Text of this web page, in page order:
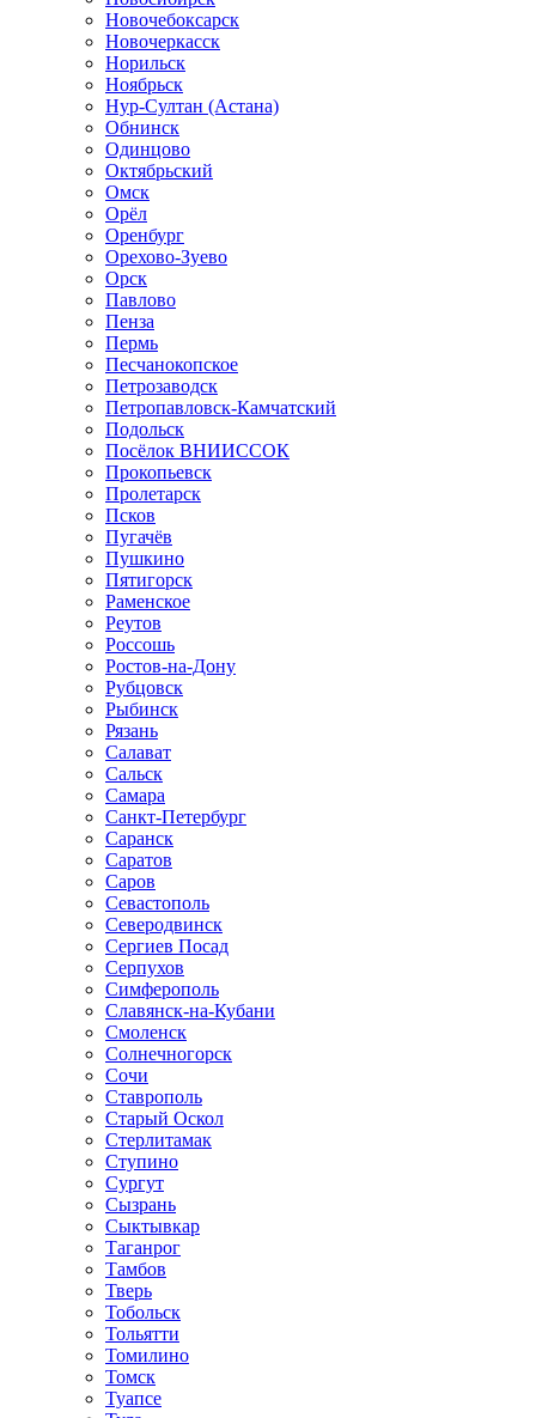
Новочебоксарск
Новочеркасск
Норильск
Ноябрьск
Нур-Султан (Астана)
Обнинск
Одинцово
Октябрьский
Омск
Орёл
Оренбург
Орехово-Зуево
Орск
Павлово
Пенза
Пермь
Песчанокопское
Петрозаводск
Петропавловск-Камчатский
Подольск
Посёлок ВНИИССОК
Прокопьевск
Пролетарск
Псков
Пугачёв
Пушкино
Пятигорск
Раменское
Реутов
Россошь
Ростов-на-Дону
Рубцовск
Рыбинск
Рязань
Салават
Сальск
Самара
Санкт-Петербург
Саранск
Саратов
Саров
Севастополь
Северодвинск
Сергиев Посад
Серпухов
Симферополь
Славянск-на-Кубани
Смоленск
Солнечногорск
Сочи
Ставрополь
Старый Оскол
Стерлитамак
Ступино
Сургут
Сызрань
Сыктывкар
Таганрог
Тамбов
Тверь
Тобольск
Тольятти
Томилино
Томск
Туапсе